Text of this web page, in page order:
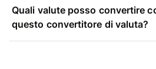
Quali valute posso convertire
questo convertitore di valuta?